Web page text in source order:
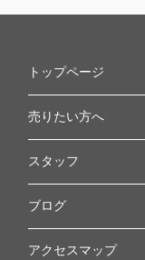
トップページ
売りたい方へ
スタッフ
ブログ
アクセスマップ